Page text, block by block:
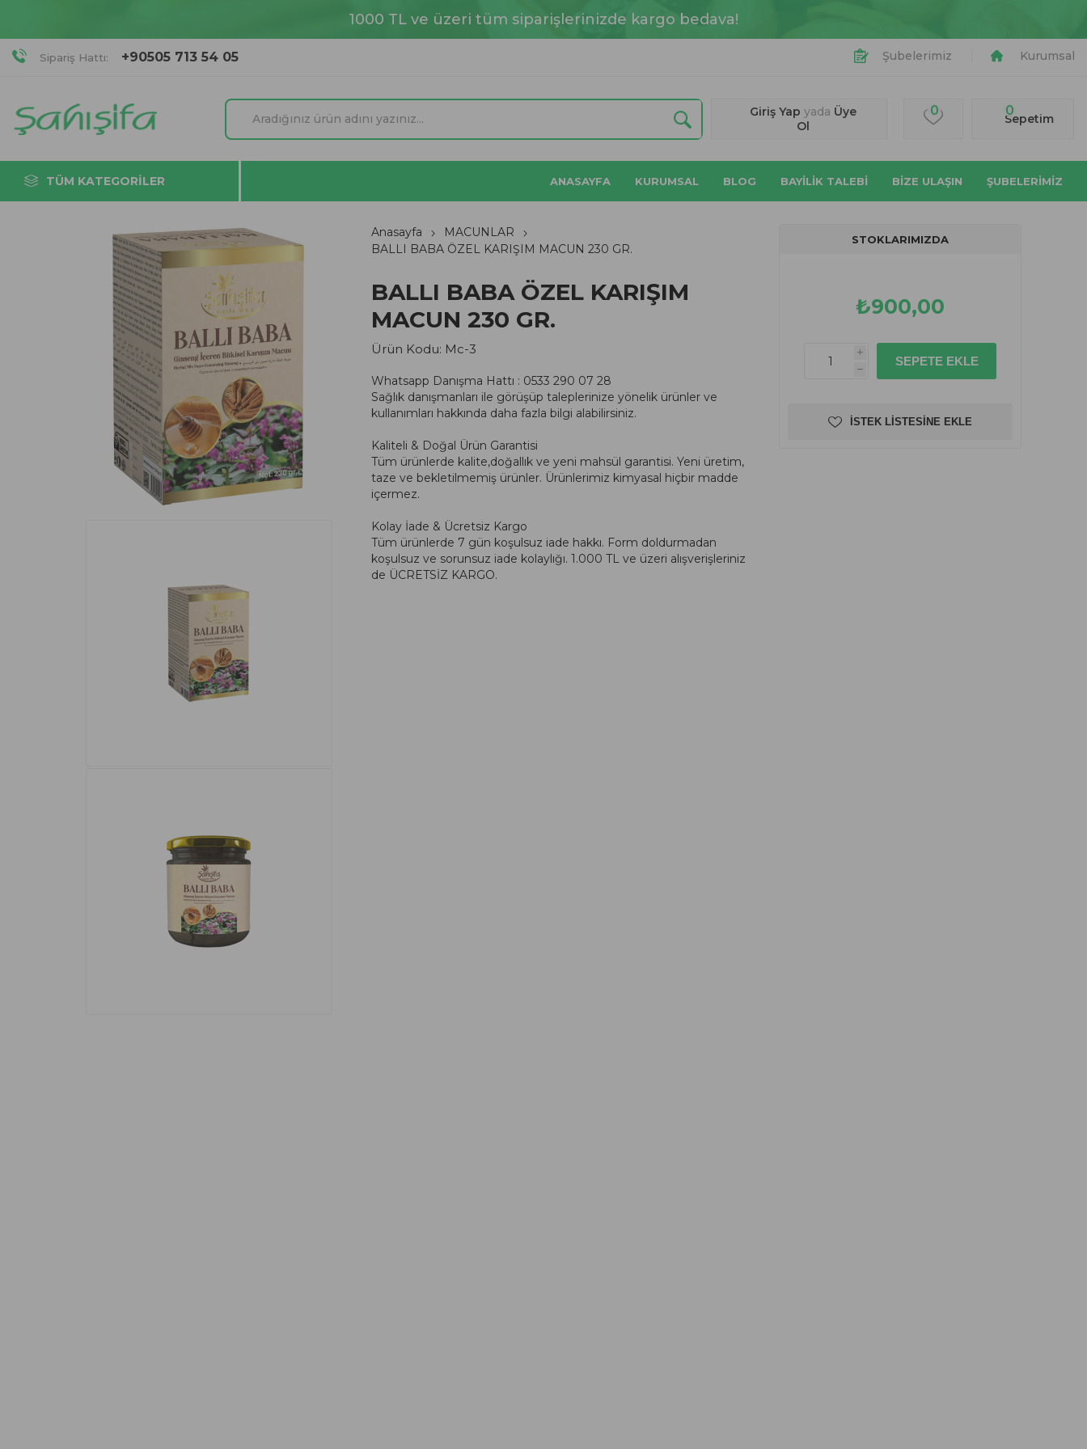
1000 TL ve üzeri tüm siparişlerinizde kargo bedava!
Sipariş Hattı: +90505 713 54 05 Şubelerimiz Kurumsal
Giriş Yap yada Üye
Ol
0 0
Sepetim
TÜM KATEGORILER ANASAYFA KURUMSAL BLOG BAYİLİK TALEBİ BIZE ULAŞIN ŞUBELERİMİZ
Anasayfa
MACUNLAR
BALLI BABA ÖZEL KARIŞIM MACUN 230 GR.
BALLI BABA ÖZEL KARIŞIM
MACUN 230 GR.
Ürün Kodu: Mc-3
Whatsapp Danışma Hattı : 0533 290 07 28
Sağlık danışmanları ile görüşüp taleplerinize yönelik ürünler ve
kullanımları hakkında daha fazla bilgi alabilirsiniz.
Kaliteli & Doğal Ürün Garantisi
Tüm ürünlerde kalite,doğallık ve yeni mahsül garantisi. Yeni üretim,
taze ve bekletilmemiş ürünler. Ürünlerimiz kimyasal hiçbir madde
içermez.
Kolay İade & Ücretsiz Kargo
Tüm ürünlerde 7 gün koşulsuz iade hakkı. Form doldurmadan
koşulsuz ve sorunsuz iade kolaylığı. 1.000 TL ve üzeri alışverişleriniz
de ÜCRETSİZ KARGO.
STOKLARIMIZDA
₺900,00
i
h
İSTEK LISTESINE EKLE